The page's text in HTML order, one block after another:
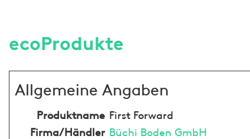
ecoProdukte
Allgemeine Angaben
Produktname First Forward
Firma/Händler Büchi Boden GmbH